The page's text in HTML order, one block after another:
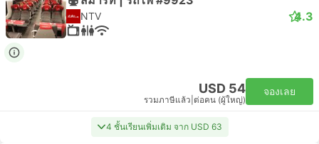
NTV 4.3
USD 54
รวมภาษีแล้ว ต่อคน (ผู้ใหญ่)
จองเลย
4 ชั้นเรียนเพิ่มเติม จาก USD 63